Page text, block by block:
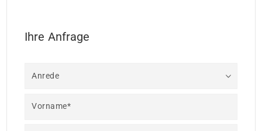
Ihre Anfrage
Anrede
Vorname*